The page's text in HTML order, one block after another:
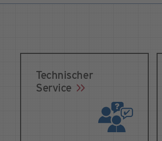
Technischer
Service